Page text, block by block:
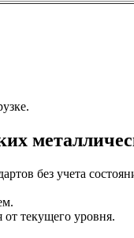
без учета
текущего уровня.